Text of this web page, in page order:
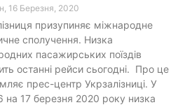
16 Березня, 2020
призупиняє міжнародне
сполучення. Низка
пасажирських поїздів
останні рейси сьогодні. Про це
прес-центр Укрзалізниці. У
на 17 березня 2020 року низка